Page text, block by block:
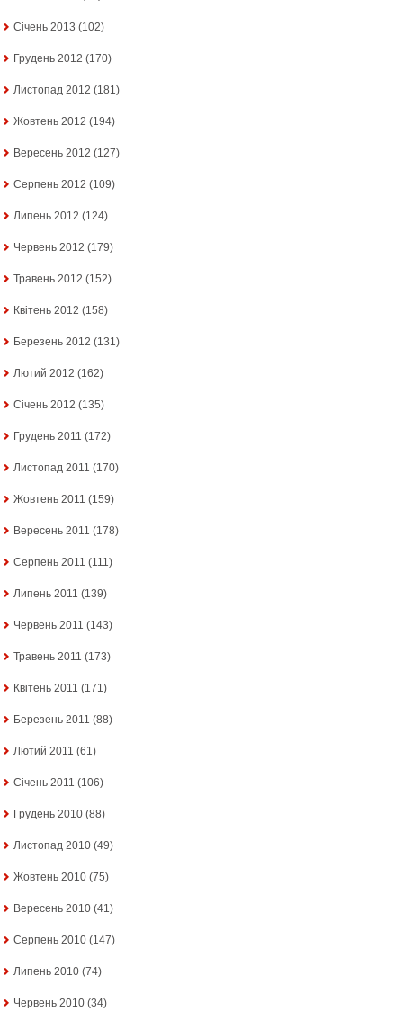
Січень 2013 (102)
Грудень 2012 (170)
Листопад 2012 (181)
Жовтень 2012 (194)
Вересень 2012 (127)
Серпень 2012 (109)
Липень 2012 (124)
Червень 2012 (179)
Травень 2012 (152)
Квітень 2012 (158)
Березень 2012 (131)
Лютий 2012 (162)
Січень 2012 (135)
Грудень 2011 (172)
Листопад 2011 (170)
Жовтень 2011 (159)
Вересень 2011 (178)
Серпень 2011 (111)
Липень 2011 (139)
Червень 2011 (143)
Травень 2011 (173)
Квітень 2011 (171)
Березень 2011 (88)
Лютий 2011 (61)
Січень 2011 (106)
Грудень 2010 (88)
Листопад 2010 (49)
Жовтень 2010 (75)
Вересень 2010 (41)
Серпень 2010 (147)
Липень 2010 (74)
Червень 2010 (34)